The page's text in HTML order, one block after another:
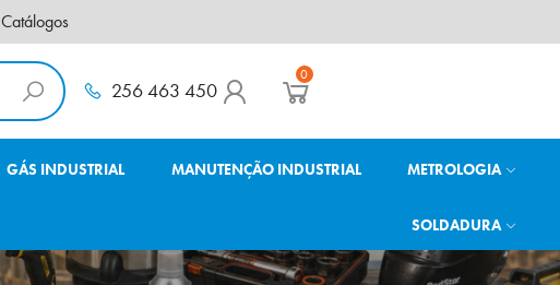
Catálogos
256 463 450
0
GÁS INDUSTRIAL MANUTENÇÃO INDUSTRIAL METROLOGIA
SOLDADURA